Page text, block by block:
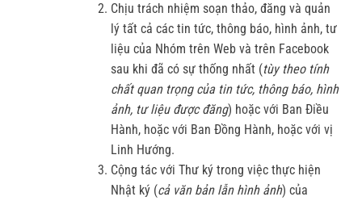
Chịu trách nhiệm soạn thảo, đăng và quản
lý tất cả các tin tức, thông báo, hình ảnh, tư
liệu của Nhóm trên Web và trên Facebook
sau khi đã có sự thống nhất (tùy theo tính
chất quan trọng của tin tức, thông báo, hình
ảnh, tư liệu được đăng) hoặc với Ban Điều
Hành, hoặc với Ban Đồng Hành, hoặc với vị
Linh Hướng.
Cộng tác với Thư ký trong việc thực hiện
Nhật ký (cả văn bản lẫn hình ảnh) của